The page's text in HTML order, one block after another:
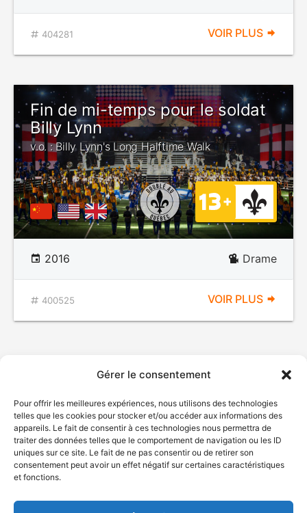
Gérer le consentement
Pour offrir les meilleures expériences, nous utilisons des technologies
telles que les cookies pour stocker et/ou accéder aux informations des
appareils. Le fait de consentir à ces technologies nous permettra de
traiter des données telles que le comportement de navigation ou les ID
uniques sur ce site. Le fait de ne pas consentir ou de retirer son
consentement peut avoir un effet négatif sur certaines caractéristiques
et fonctions.
404281 VOIR PLUS
Fin de mi-temps pour le soldat
Billy Lynn
v.o. : Billy Lynn's Long Halftime Walk
2016 Drame
400525 VOIR PLUS
© Gouvernement du Québec, 2026
Plan du site